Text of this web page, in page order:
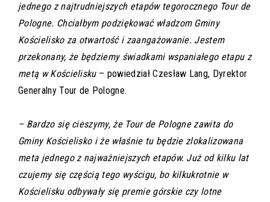
jednego z najtrudniejszych etapów tegorocznego Tour de
Pologne. Chciałbym podziękować władzom Gminy
Kościelisko za otwartość i zaangażowanie. Jestem
przekonany, że będziemy świadkami wspaniałego etapu z
metą w Kościelisku – powiedział Czesław Lang, Dyrektor
Generalny Tour de Pologne.
– Bardzo się cieszymy, że Tour de Pologne zawita do
Gminy Kościelisko i że właśnie tu będzie zlokalizowana
meta jednego z najważniejszych etapów. Już od kilku lat
czujemy się częścią tego wyścigu, bo kilkukrotnie w
Kościelisku odbywały się premie górskie czy lotne